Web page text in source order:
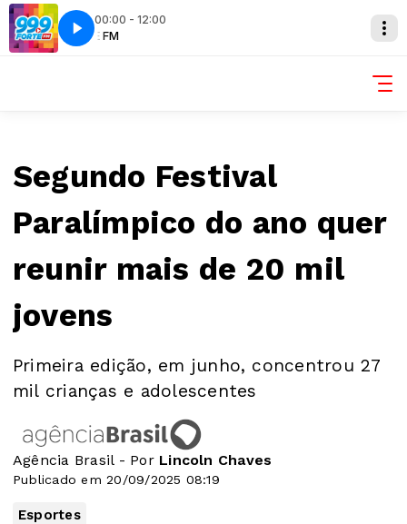
00:00 - 12:00
FORTE FM
Segundo Festival
Paralímpico do ano quer
reunir mais de 20 mil
jovens
Primeira edição, em junho, concentrou 27
mil crianças e adolescentes
Agência Brasil - Por Lincoln Chaves
Publicado em 20/09/2025 08:19
Esportes